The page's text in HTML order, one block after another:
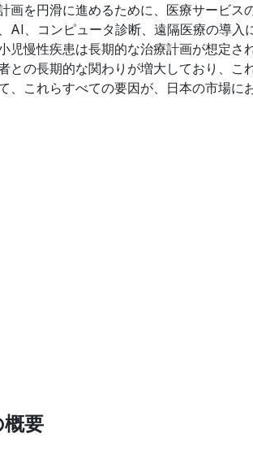
画を円滑に進めるために、医療サービス
AI、コンピュータ診断、遠隔医療の導入
児慢性疾患は長期的な治療計画が想定さ
との長期的な関わりが増大しており、こ
、これらすべての要因が、日本の市場に
要